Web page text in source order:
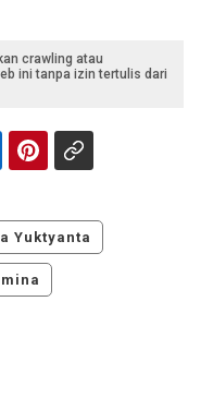
crawling atau
ini tanpa izin tertulis dari
Yuktyanta